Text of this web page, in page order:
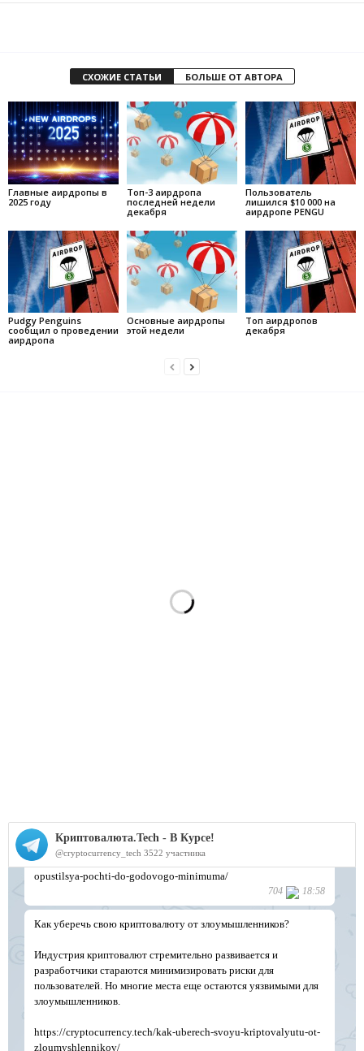
СХОЖИЕ СТАТЬИ БОЛЬШЕ ОТ АВТОРА
Главные аирдропы в
2025 году
Топ-3 аирдропа
последней недели
декабря
Пользователь
лишился $10 000 на
аирдропе PENGU
Pudgy Penguins
сообщил о проведении
аирдропа
Основные аирдропы
этой недели
Топ аирдропов
декабря